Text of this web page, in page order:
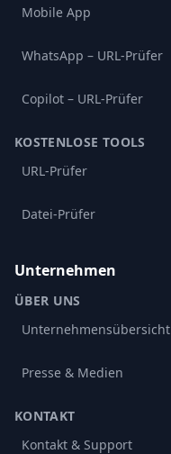
Mobile App
WhatsApp – URL-Prüfer
Copilot – URL-Prüfer
KOSTENLOSE TOOLS
URL-Prüfer
Datei-Prüfer
Unternehmen
ÜBER UNS
Unternehmensübersicht
Presse & Medien
KONTAKT
Kontakt & Support